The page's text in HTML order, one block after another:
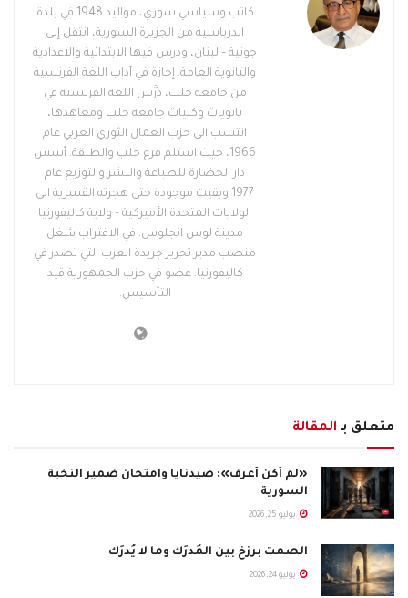
كاتب وسياسي سوري، مواليد 1948 في بلدة
الدرباسية من الجزيرة السورية، انتقل إلى
جونية – لبنان، ودرس فيها الابتدائية والاعدادية
والثانوية العامة. إجازة في آداب اللغة الفرنسية
من جامعة حلب، درَّس اللغة الفرنسية في
ثانويات وكليات جامعة حلب ومعاهدها،
انتسب الى حزب العمال الثوري العربي عام
1966، حيث استلم فرع حلب والطبقة. أسس
دار الحضارة للطباعة والنشر والتوزيع عام
1977 وبقيت موجودة حتى هجرته القسرية الى
الولايات المتحدة الأميركية – ولاية كاليفورنيا
مدينة لوس انجلوس. في الاغتراب شغل
منصب مدير تحرير جريدة العرب التي تصدر في
كاليفورنيا. عضو في حزب الجمهورية قيد
التأسيس.
متعلق بـ المقالة
«لم أكن أعرف»: صيدنايا وامتحان ضمير النخبة
السورية
يوليو 25, 2026
الصمتُ برزخٌ بين المُدرَك وما لا يُدرَك
يوليو 24, 2026